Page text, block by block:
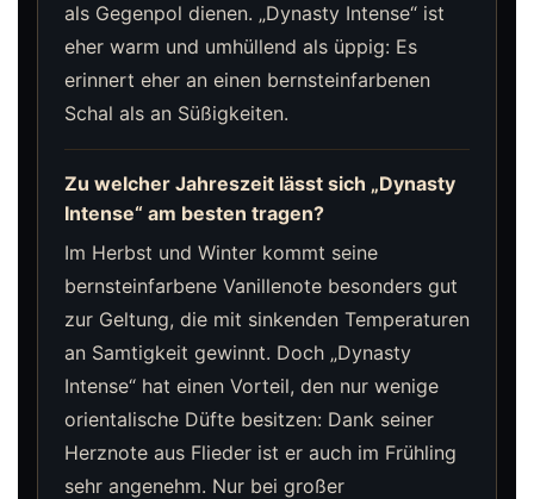
als Gegenpol dienen. „Dynasty Intense“ ist
eher warm und umhüllend als üppig: Es
erinnert eher an einen bernsteinfarbenen
Schal als an Süßigkeiten.
Zu welcher Jahreszeit lässt sich „Dynasty
Intense“ am besten tragen?
Im Herbst und Winter kommt seine
bernsteinfarbene Vanillenote besonders gut
zur Geltung, die mit sinkenden Temperaturen
an Samtigkeit gewinnt. Doch „Dynasty
Intense“ hat einen Vorteil, den nur wenige
orientalische Düfte besitzen: Dank seiner
Herznote aus Flieder ist er auch im Frühling
sehr angenehm. Nur bei großer